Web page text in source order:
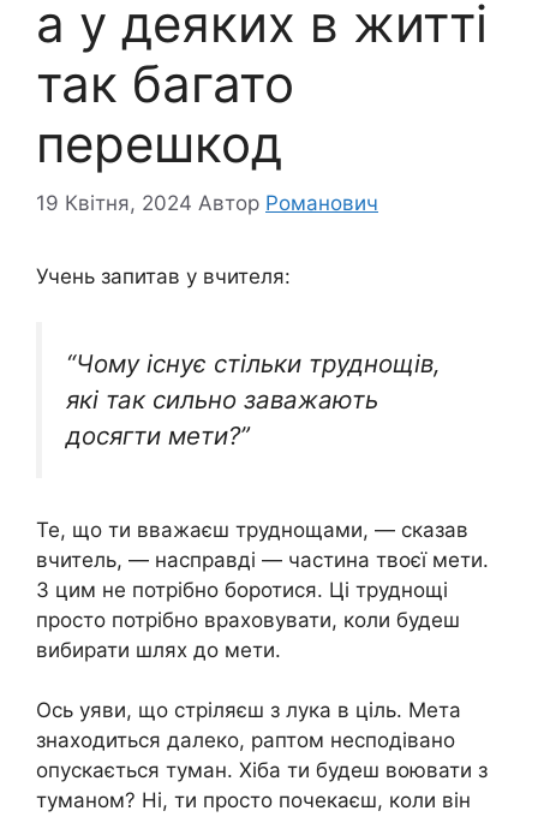
а у деяких в житті
так багато
перешкод
19 Квітня, 2024 Автор Романович
Учень запитав у вчителя:
“Чому існує стільки труднощів,
які так сильно заважають
досягти мети?”
Те, що ти вважаєш труднощами, — сказав
вчитель, — насправді — частина твоєї мети.
З цим не потрібно боротися. Ці труднощі
просто потрібно враховувати, коли будеш
вибирати шлях до мети.
Ось уяви, що стріляєш з лука в ціль. Мета
знаходиться далеко, раптом несподівано
опускається туман. Хіба ти будеш воювати з
туманом? Ні, ти просто почекаєш, коли він